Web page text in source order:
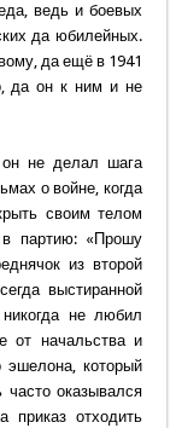
ведь и боевых
да юбилейных.
да ещё в 1941
да он к ним и не
не делал шага
о войне, когда
своим телом
партию: «Прошу
из второй
выстиранной
не любил
от начальства и
эшелона, который
оказывался
приказ отходить